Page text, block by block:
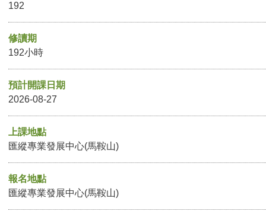
192
修讀期
192小時
預計開課日期
2026-08-27
上課地點
匯縱專業發展中心(馬鞍山)
報名地點
匯縱專業發展中心(馬鞍山)